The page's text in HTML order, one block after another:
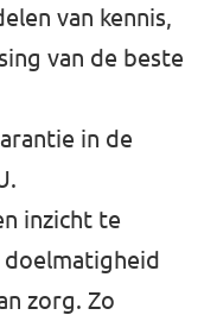
van kennis,
van de beste
in de
inzicht te
zorg. Zo